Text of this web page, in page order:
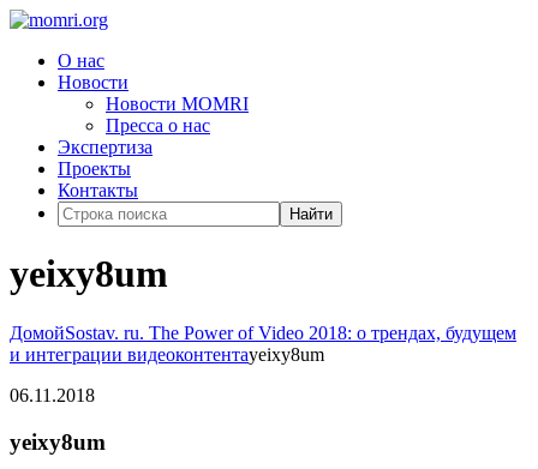
О нас
Новости
Новости MOMRI
Пресса о нас
Экспертиза
Проекты
Контакты
Найти
yeixy8um
ДомойSostav. ru. The Power of Video 2018: о трендах, будущем
и интеграции видеоконтентаyeixy8um
06.11.2018
yeixy8um